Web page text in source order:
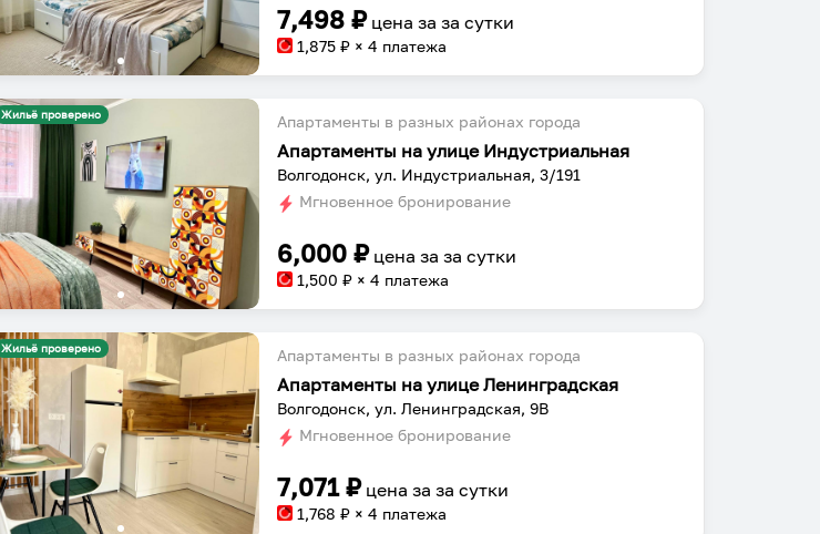
7,498 ₽ цена заза сутки
1,875 ₽ × 4 платежа
Жильё проверено Апартаменты в разных районах города
Апартаменты на улице Индустриальная
Волгодонск, ул. Индустриальная, 3/191
Мгновенное бронирование
6,000 ₽ цена заза сутки
1,500 ₽ × 4 платежа
Жильё проверено Апартаменты в разных районах города
Апартаменты на улице Ленинградская
Волгодонск, ул. Ленинградская, 9В
Мгновенное бронирование
7,071₽ цена заза сутки
1,768 ₽ × 4 платежа